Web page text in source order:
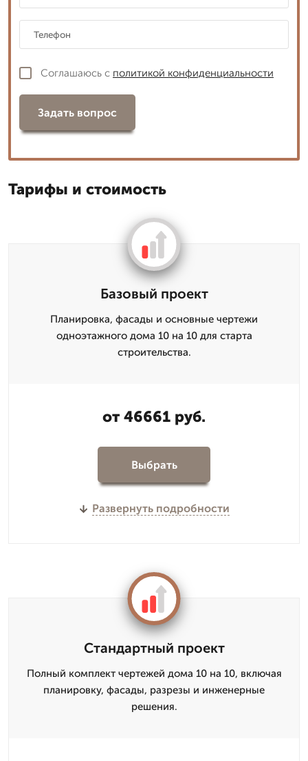
Соглашаюсь с политикой конфиденциальности
Задать вопрос
Тарифы и стоимость
Базовый проект
Планировка, фасады и основные чертежи
одноэтажного дома 10 на 10 для старта
строительства.
от 46661 руб.
Выбрать
Развернуть подробности
Стандартный проект
Полный комплект чертежей дома 10 на 10, включая
планировку, фасады, разрезы и инженерные
решения.